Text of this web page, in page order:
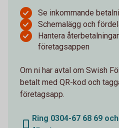
Se inkommande
Schemalägg och
Hantera
företagsappen
Om ni har avtal om Swish
betalt med QR-kod och
företagsapp.
Ring 0304-67 68 69